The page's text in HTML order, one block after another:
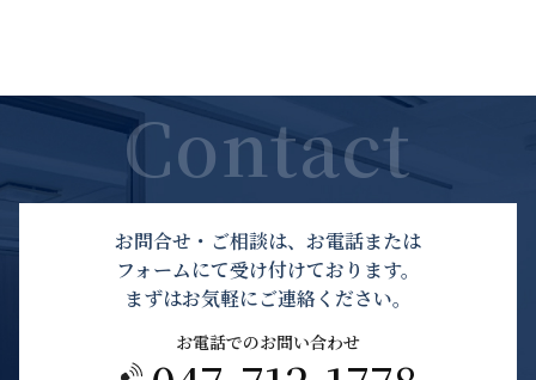
お問合せ・ご相談は、お電話または
フォームにて受け付けております。
まずはお気軽にご連絡ください。
お電話でのお問い合わせ